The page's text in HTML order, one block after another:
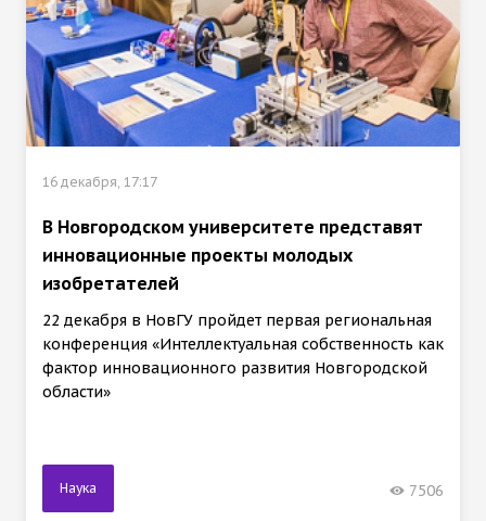
16 декабря, 17:17
В Новгородском университете представят
инновационные проекты молодых
изобретателей
22 декабря в НовГУ пройдет первая региональная
конференция «Интеллектуальная собственность как
фактор инновационного развития Новгородской
области»
Наука 7506